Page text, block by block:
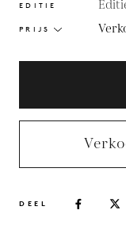
EDITIE
PRIJS
DEEL